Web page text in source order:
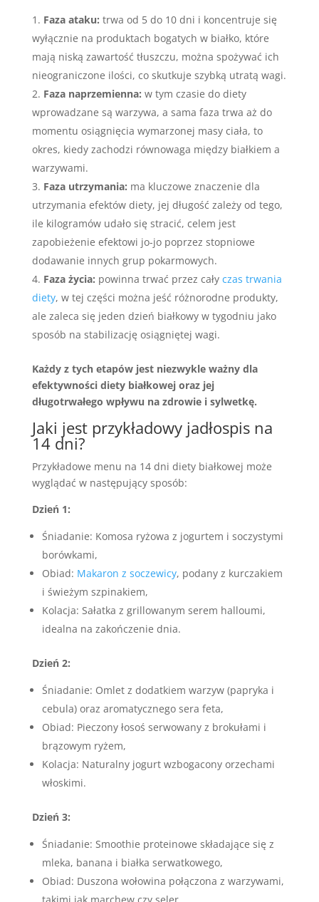
Faza ataku: trwa od 5 do 10 dni i koncentruje się
wyłącznie na produktach bogatych w białko, które
mają niską zawartość tłuszczu, można spożywać ich
nieograniczone ilości, co skutkuje szybką utratą wagi.
Faza naprzemienna: w tym czasie do diety
wprowadzane są warzywa, a sama faza trwa aż do
momentu osiągnięcia wymarzonej masy ciała, to
okres, kiedy zachodzi równowaga między białkiem a
warzywami.
Faza utrzymania: ma kluczowe znaczenie dla
utrzymania efektów diety, jej długość zależy od tego,
ile kilogramów udało się stracić, celem jest
zapobieżenie efektowi jo-jo poprzez stopniowe
dodawanie innych grup pokarmowych.
Faza życia: powinna trwać przez cały czas trwania
diety, w tej części można jeść różnorodne produkty,
ale zaleca się jeden dzień białkowy w tygodniu jako
sposób na stabilizację osiągniętej wagi.
Każdy z tych etapów jest niezwykle ważny dla
efektywności diety białkowej oraz jej
długotrwałego wpływu na zdrowie i sylwetkę.
Jaki jest przykładowy jadłospis na
14 dni?
Przykładowe menu na 14 dni diety białkowej może
wyglądać w następujący sposób:
Dzień 1:
Śniadanie: Komosa ryżowa z jogurtem i soczystymi
borówkami,
Obiad: Makaron z soczewicy, podany z kurczakiem
i świeżym szpinakiem,
Kolacja: Sałatka z grillowanym serem halloumi,
idealna na zakończenie dnia.
Dzień 2:
Śniadanie: Omlet z dodatkiem warzyw (papryka i
cebula) oraz aromatycznego sera feta,
Obiad: Pieczony łosoś serwowany z brokułami i
brązowym ryżem,
Kolacja: Naturalny jogurt wzbogacony orzechami
włoskimi.
Dzień 3:
Śniadanie: Smoothie proteinowe składające się z
mleka, banana i białka serwatkowego,
Obiad: Duszona wołowina połączona z warzywami,